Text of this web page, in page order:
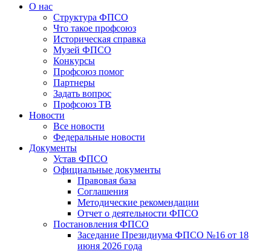
О нас
Структура ФПСО
Что такое профсоюз
Историческая справка
Музей ФПСО
Конкурсы
Профсоюз помог
Партнеры
Задать вопрос
Профсоюз ТВ
Новости
Все новости
Федеральные новости
Документы
Устав ФПСО
Официальные документы
Правовая база
Соглашения
Методические рекомендации
Отчет о деятельности ФПСО
Постановления ФПСО
Заседание Президиума ФПСО №16 от 18
июня 2026 года